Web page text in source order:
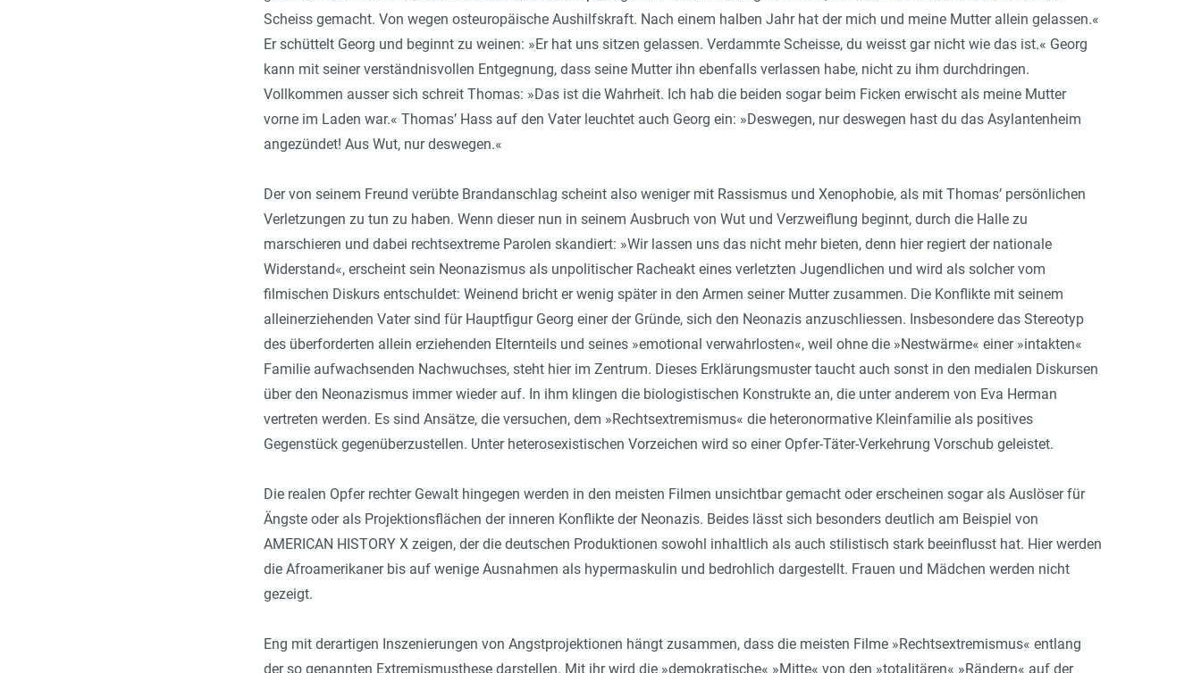
Scheiss gemacht. Von wegen osteuropäische Aushilfskraft. Nach einem halben Jahr hat der mich und meine Mutter allein gelassen.«
Er schüttelt Georg und beginnt zu weinen: »Er hat uns sitzen gelassen. Verdammte Scheisse, du weisst gar nicht wie das ist.« Georg
kann mit seiner verständnisvollen Entgegnung, dass seine Mutter ihn ebenfalls verlassen habe, nicht zu ihm durchdringen.
Vollkommen ausser sich schreit Thomas: »Das ist die Wahrheit. Ich hab die beiden sogar beim Ficken erwischt als meine Mutter
vorne im Laden war.« Thomas’ Hass auf den Vater leuchtet auch Georg ein: »Deswegen, nur deswegen hast du das Asylantenheim
angezündet! Aus Wut, nur deswegen.«
Der von seinem Freund verübte Brandanschlag scheint also weniger mit Rassismus und Xenophobie, als mit Thomas’ persönlichen
Verletzungen zu tun zu haben. Wenn dieser nun in seinem Ausbruch von Wut und Verzweiflung beginnt, durch die Halle zu
marschieren und dabei rechtsextreme Parolen skandiert: »Wir lassen uns das nicht mehr bieten, denn hier regiert der nationale
Widerstand«, erscheint sein Neonazismus als unpolitischer Racheakt eines verletzten Jugendlichen und wird als solcher vom
filmischen Diskurs entschuldet: Weinend bricht er wenig später in den Armen seiner Mutter zusammen. Die Konflikte mit seinem
alleinerziehenden Vater sind für Hauptfigur Georg einer der Gründe, sich den Neonazis anzuschliessen. Insbesondere das Stereotyp
des überforderten allein erziehenden Elternteils und seines »emotional verwahrlosten«, weil ohne die »Nestwärme« einer »intakten«
Familie aufwachsenden Nachwuchses, steht hier im Zentrum. Dieses Erklärungsmuster taucht auch sonst in den medialen Diskursen
über den Neonazismus immer wieder auf. In ihm klingen die biologistischen Konstrukte an, die unter anderem von Eva Herman
vertreten werden. Es sind Ansätze, die versuchen, dem »Rechtsextremismus« die heteronormative Kleinfamilie als positives
Gegenstück gegenüberzustellen. Unter heterosexistischen Vorzeichen wird so einer Opfer-Täter-Verkehrung Vorschub geleistet.
Die realen Opfer rechter Gewalt hingegen werden in den meisten Filmen unsichtbar gemacht oder erscheinen sogar als Auslöser für
Ängste oder als Projektionsflächen der inneren Konflikte der Neonazis. Beides lässt sich besonders deutlich am Beispiel von
AMERICAN HISTORY X zeigen, der die deutschen Produktionen sowohl inhaltlich als auch stilistisch stark beeinflusst hat. Hier werden
die Afroamerikaner bis auf wenige Ausnahmen als hypermaskulin und bedrohlich dargestellt. Frauen und Mädchen werden nicht
gezeigt.
Eng mit derartigen Inszenierungen von Angstprojektionen hängt zusammen, dass die meisten Filme »Rechtsextremismus« entlang
der so genannten Extremismusthese darstellen. Mit ihr wird die »demokratische« »Mitte« von den »totalitären« »Rändern« auf der